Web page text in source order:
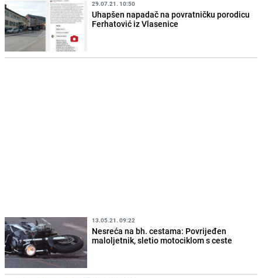
29.07.21. 10:50
Uhapšen napadač na povratničku porodicu
Ferhatović iz Vlasenice
13.05.21. 09:22
Nesreća na bh. cestama: Povrijeđen
maloljetnik, sletio motociklom s ceste